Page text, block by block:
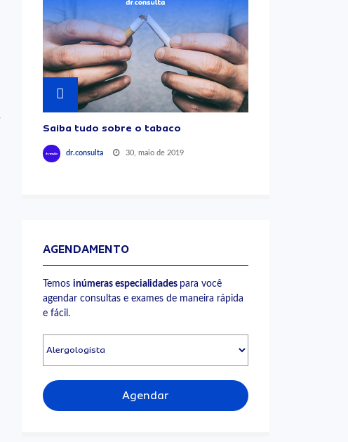
Saiba tudo sobre o tabaco
dr.consulta 30, maio de 2019
AGENDAMENTO
Temos inúmeras especialidades para você
agendar consultas e exames de maneira rápida
e fácil.
Agendar